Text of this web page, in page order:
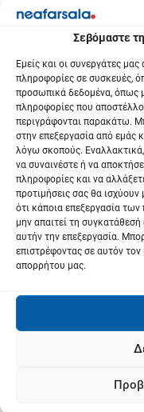
Σεβόμαστε την
Εμείς και οι συνεργάτες
πληροφορίες σε συσκευές,
προσωπικά δεδομένα, όπως
πληροφορίες που
περιγράφονται παρακάτω.
στην επεξεργασία από εμάς
λόγω σκοπούς. Εναλλακτικά,
να συναινέστε ή να
πληροφορίες και να
προτιμήσεις σας θα
ότι κάποια επεξεργασία
μην απαιτεί τη
αυτήν την επεξεργασία.
επιστρέφοντας σε αυτόν τον
απορρήτου μας.